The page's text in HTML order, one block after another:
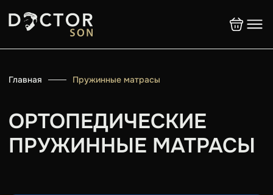
Главная Пружинные матрасы
ОРТОПЕДИЧЕСКИЕ
ПРУЖИННЫЕ МАТРАСЫ